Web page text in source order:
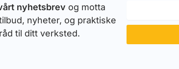
nyhetsbrev og motta
nyheter, og praktiske
til ditt verksted.